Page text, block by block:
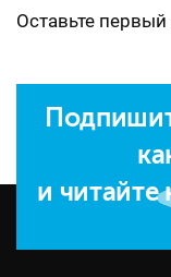
Оставьте
и читайте